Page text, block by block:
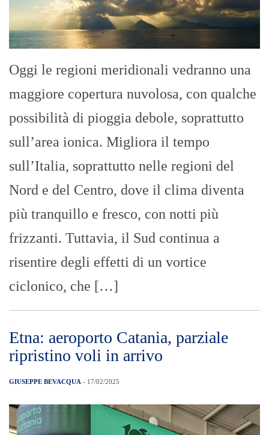
Oggi le regioni meridionali vedranno una
maggiore copertura nuvolosa, con qualche
possibilità di pioggia debole, soprattutto
sull’area ionica. Migliora il tempo
sull’Italia, soprattutto nelle regioni del
Nord e del Centro, dove il clima diventa
più tranquillo e fresco, con notti più
frizzanti. Tuttavia, il Sud continua a
risentire degli effetti di un vortice
ciclonico, che […]
Etna: aeroporto Catania, parziale
ripristino voli in arrivo
GIUSEPPE BEVACQUA - 17/02/2025